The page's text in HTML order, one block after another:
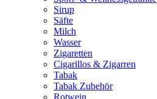
Sirup
Säfte
Milch
Wasser
Zigaretten
Cigarillos & Zigarren
Tabak
Tabak Zubehör
Rotwein